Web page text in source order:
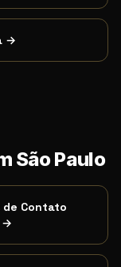
→
São Paulo
de Contato
→